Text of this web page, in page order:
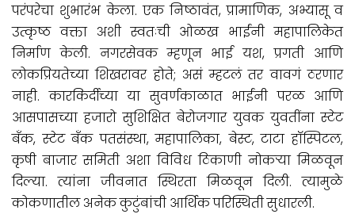
परंपरेचा शुभारंभ केला. एक निष्ठावंत, प्रामाणिक, अभ्यासू व
उत्कृष्ठ वक्ता अशी स्वतःची ओळख भाईंनी महापालिकेत
निर्माण केली. नगरसेवक म्हणून भाई यश, प्रगती आणि
लोकप्रियतेच्या शिखरावर होते; असं म्हटलं तर वावगं ठरणार
नाही. कारकिर्दीच्या या सुवर्णकाळात भाईंनी परळ आणि
आसपासच्या हजारो सुशिक्षित बेरोजगार युवक युवतींना स्टेट
बँक, स्टेट बँक पतसंस्था, महापालिका, बेस्ट, टाटा हॉस्पिटल,
कृषी बाजार समिती अशा विविध ठिकाणी नोकऱ्या मिळवून
दिल्या. त्यांना जीवनात स्थिरता मिळवून दिली. त्यामुळे
कोकणातील अनेक कुटुंबांची आर्थिक परिस्थिती सुधारली.